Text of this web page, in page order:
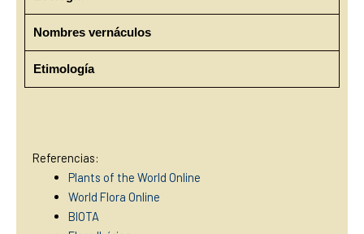
Nombres vernáculos
Etimología
Referencias:
Plants of the World Online
World Flora Online
BIOTA